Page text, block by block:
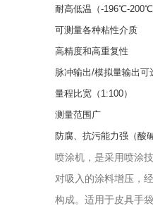
耐高低温（-196℃-
可测量各种粘性介质
高精度和高重复性
脉冲输出/模拟量输出可
量程比宽（1:100）
测量范围广
防腐、抗污能力强（酸
喷涂机，是采用喷涂
对吸入的涂料增压，
构成。适用于皮具手